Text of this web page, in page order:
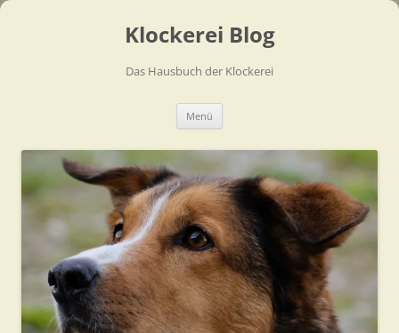
Klockerei Blog
Das Hausbuch der Klockerei
Menü